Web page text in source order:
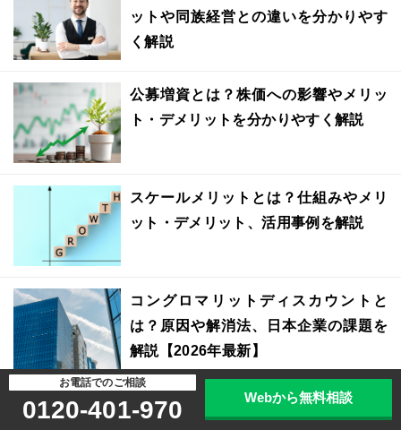
ットや同族経営との違いを分かりやす
く解説
公募増資とは？株価への影響やメリッ
ト・デメリットを分かりやすく解説
スケールメリットとは？仕組みやメリ
ット・デメリット、活用事例を解説
コングロマリットディスカウントと
は？原因や解消法、日本企業の課題を
解説【2026年最新】
連結決算とは？仕組みや進め方の流
お電話でのご相談
0120-401-970 Webから無料相談